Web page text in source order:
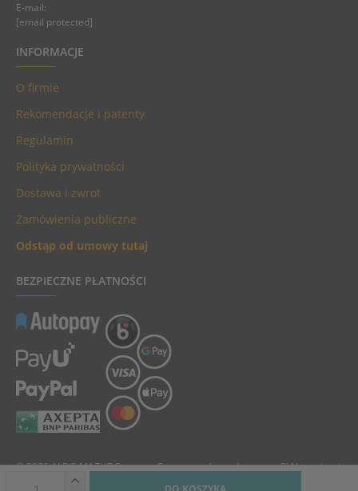
E-mail:
[email protected]
INFORMACJE
O firmie
Rekomendacje i patenty
Regulamin
Polityka prywatności
Dostawa i zwrot
Zamówienia publiczne
Odstąp od umowy tutaj
BEZPIECZNE PŁATNOŚCI
© 2026 ALBIS MAZUR Sp. z o.o. Ceny towarów podane są w PLN, zawierają
podatek VAT i nie zawierają kosztów dostawy.